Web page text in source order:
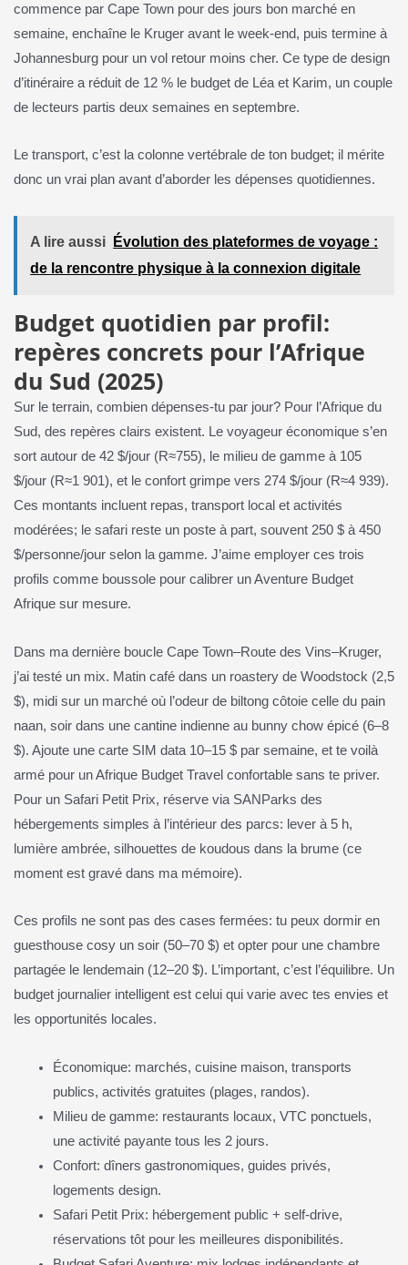
commence par Cape Town pour des jours bon marché en
semaine, enchaîne le Kruger avant le week-end, puis termine à
Johannesburg pour un vol retour moins cher. Ce type de design
d’itinéraire a réduit de 12 % le budget de Léa et Karim, un couple
de lecteurs partis deux semaines en septembre.
Le transport, c’est la colonne vertébrale de ton budget; il mérite
donc un vrai plan avant d’aborder les dépenses quotidiennes.
A lire aussi
Évolution des plateformes de voyage :
de la rencontre physique à la connexion digitale
Budget quotidien par profil:
repères concrets pour l’Afrique
du Sud (2025)
Sur le terrain, combien dépenses-tu par jour? Pour l’Afrique du
Sud, des repères clairs existent. Le voyageur économique s’en
sort autour de 42 $/jour (R≈755), le milieu de gamme à 105
$/jour (R≈1 901), et le confort grimpe vers 274 $/jour (R≈4 939).
Ces montants incluent repas, transport local et activités
modérées; le safari reste un poste à part, souvent 250 $ à 450
$/personne/jour selon la gamme. J’aime employer ces trois
profils comme boussole pour calibrer un Aventure Budget
Afrique sur mesure.
Dans ma dernière boucle Cape Town–Route des Vins–Kruger,
j’ai testé un mix. Matin café dans un roastery de Woodstock (2,5
$), midi sur un marché où l’odeur de biltong côtoie celle du pain
naan, soir dans une cantine indienne au bunny chow épicé (6–8
$). Ajoute une carte SIM data 10–15 $ par semaine, et te voilà
armé pour un Afrique Budget Travel confortable sans te priver.
Pour un Safari Petit Prix, réserve via SANParks des
hébergements simples à l’intérieur des parcs: lever à 5 h,
lumière ambrée, silhouettes de koudous dans la brume (ce
moment est gravé dans ma mémoire).
Ces profils ne sont pas des cases fermées: tu peux dormir en
guesthouse cosy un soir (50–70 $) et opter pour une chambre
partagée le lendemain (12–20 $). L’important, c’est l’équilibre. Un
budget journalier intelligent est celui qui varie avec tes envies et
les opportunités locales.
Économique: marchés, cuisine maison, transports
publics, activités gratuites (plages, randos).
Milieu de gamme: restaurants locaux, VTC ponctuels,
une activité payante tous les 2 jours.
Confort: dîners gastronomiques, guides privés,
logements design.
Safari Petit Prix: hébergement public + self-drive,
réservations tôt pour les meilleures disponibilités.